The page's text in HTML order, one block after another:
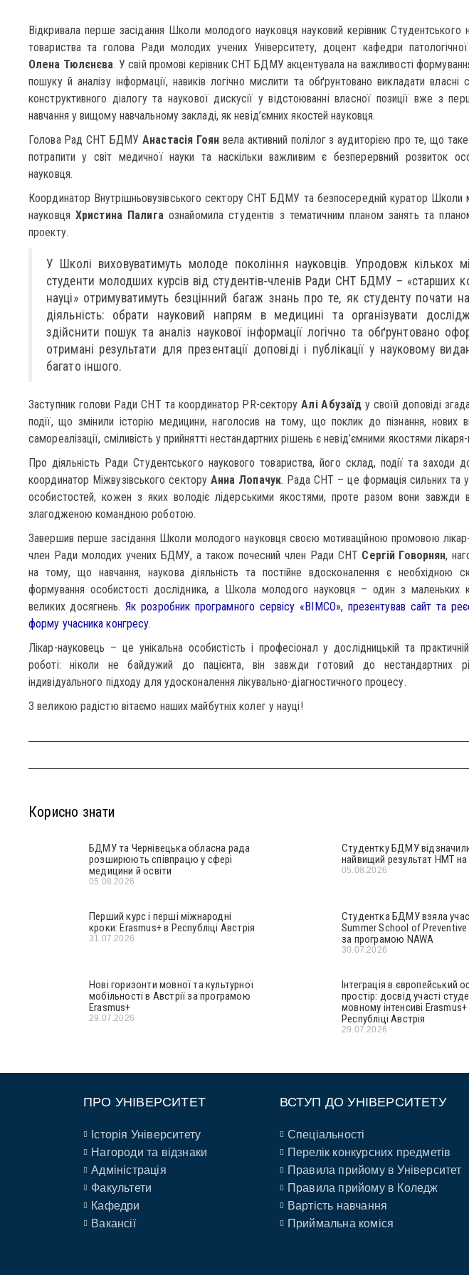
Відкривала перше засідання Школи молодого науковця науковий керівник Студентського
товариства та голова Ради молодих учених Університету, доцент кафедри патологічної
Олена Тюлєнєва. У свій промові керівник СНТ БДМУ акцентувала на важливості
пошуку й аналізу інформації, навиків логічно мислити та обґрунтовано викладати власні
конструктивного діалогу та наукової дискусії у відстоюванні власної позиції вже з
навчання у вищому навчальному закладі, як невід’ємних якостей науковця.
Голова Рад СНТ БДМУАнастасія Гоян вела активний полілог з аудиторією про те, що
потрапити у світ медичної науки та наскільки важливим є безперервний розвиток
науковця.
Координатор Внутрішньовузівського сектору СНТ БДМУ та безпосередній куратор Школи
науковцяХристина Палига ознайомила студентів з тематичним планом занять та
проекту.
У Школі виховуватимуть молоде покоління науковців. Упродовж кількох
студенти молодших курсів від студентів-членів Ради СНТ БДМУ – «старших
науці» отримуватимуть безцінний багаж знань про те, як студенту почати
діяльність: обрати науковий напрям в медицині та організувати
здійснити пошук та аналіз наукової інформації логічно та обґрунтовано
отримані результати для презентації доповіді і публікації у науковому
багато іншого.
Заступник голови Ради СНТ та координатор PR-секторуАлі Абузаїд у своїй доповіді
події, що змінили історію медицини, наголосив на тому, що поклик до пізнання, нових
самореалізації, сміливість у прийнятті нестандартних рішень є невід’ємними якостями
Про діяльність Ради Студентського наукового товариства, його склад, події та заходи
координатор Міжвузівського сектору Анна Лопачук. Рада СНТ – це формація сильних та
особистостей, кожен з яких володіє лідерськими якостями, проте разом вони завжди
злагодженою командною роботою.
Завершив перше засідання Школи молодого науковця своєю мотиваційною промовою лікар-
член Ради молодих учених БДМУ, а також почесний член Ради СНТ Сергій Говорнян,
на тому, що навчання, наукова діяльність та постійне вдосконалення є необхідною
формування особистості дослідника, а Школа молодого науковця – один з маленьких
великих досягнень.Як розробник програмного сервісу «BIMCO», презентував сайт та
форму учасника конгресу.
Лікар-науковець – це унікальна особистість і професіонал у дослідницькій та практичній
роботі: ніколи не байдужий до пацієнта, він завжди готовий до нестандартних
індивідуального підходу для удосконалення лікувально-діагностичного процесу.
З великою радістю вітаємо наших майбутніх колег у науці!
Корисно знати
БДМУ та Чернівецька обласна рада
розширюють співпрацю у сфері
медицини й освіти
05.08.2026
Студентку БДМУ
найвищий результат НМТ на
05.08.2026
Перший курс і перші міжнародні
кроки: Erasmus+ в Республіці Австрія
31.07.2026
Студентка БДМУ взяла
Summer School of
за програмою NAWA
30.07.2026
Нові горизонти мовної та культурної
мобільності в Австрії за програмою
Erasmus+
29.07.2026
Інтеграція в європейський
простір: досвід участі
мовному інтенсиві Erasmus+
Республіці Австрія
29.07.2026
ПРО УНІВЕРСИТЕТ
Історія Університету
Нагороди та відзнаки
Адміністрація
Факультети
Кафедри
Вакансії
ВСТУП ДО УНІВЕРСИТЕТУ
Спеціальності
Перелік конкурсних предметів
Правила прийому в Університет
Правила прийому в Коледж
Вартість навчання
Приймальна коміся